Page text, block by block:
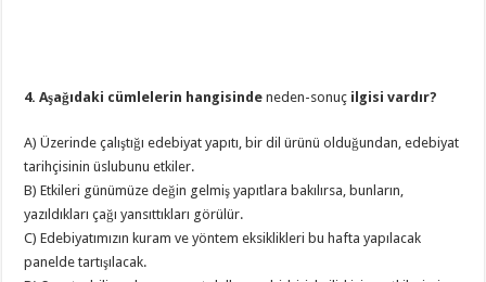
4. Aşağıdaki cümlelerin hangisindeneden-sonuç ilgisi vardır?
A) Üzerinde çalıştığı edebiyat yapıtı, bir dil ürünü olduğundan, edebiyat
tarihçisinin üslubunu etkiler.
B) Etkileri günümüze değin gelmiş yapıtlara bakılırsa, bunların,
yazıldıkları çağı yansıttıkları görülür.
C) Edebiyatımızın kuram ve yöntem eksiklikleri bu hafta yapılacak
panelde tartışılacak.